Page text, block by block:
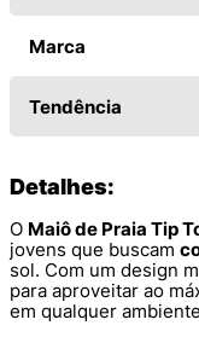
Marca
Tendência
Detalhes:
O Maiô de Praia Tip
jovens que buscam
sol. Com um design
para aproveitar ao
em qualquer